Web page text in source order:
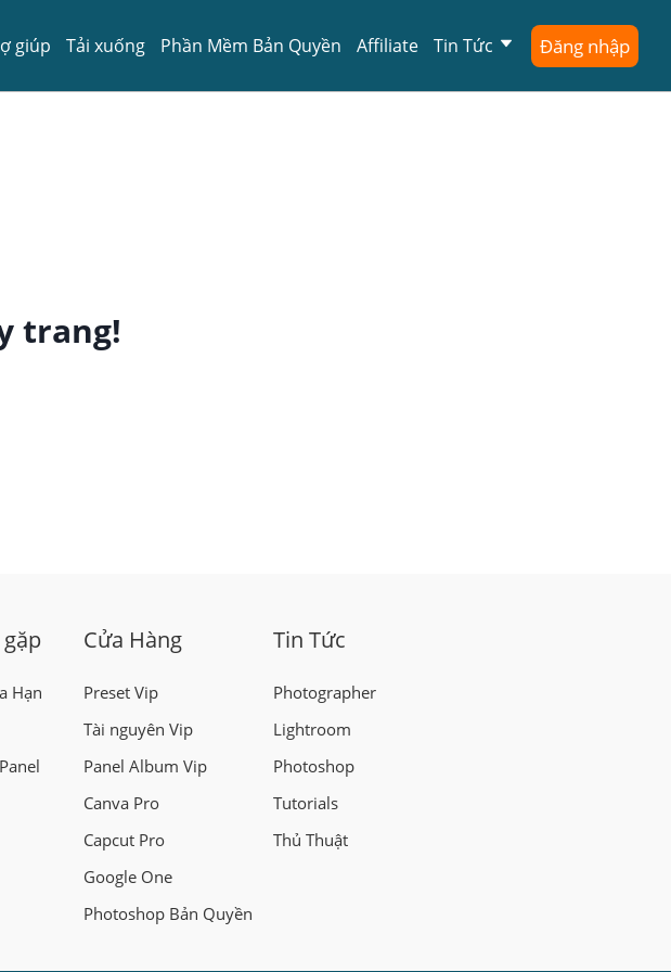
Đăng nhập
giúp Tải xuống Phần Mềm Bản Quyền Affiliate Tin Tức
trang!
Hạn
Cửa Hàng
Preset Vip
Tài nguyên Vip
Panel Album Vip
Canva Pro
Capcut Pro
Google One
Photoshop Bản Quyền
Tin Tức
Photographer
Lightroom
Photoshop
Tutorials
Thủ Thuật